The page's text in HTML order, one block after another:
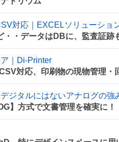
対応｜EXCELソリューショ
・・データはDBに、監査証跡
｜Di-Printer
対応、印刷物の現物管理・
【デジタルにはない
】方式で文書管理を確実に！